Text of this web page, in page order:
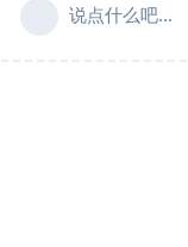
说点什么吧...